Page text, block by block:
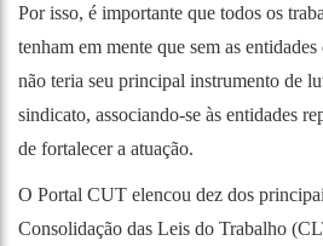
Por isso, é importante que todos os
tenham em mente que sem as
não teria seu principal instrumento de
sindicato, associando-se às entidades
de fortalecer a atuação.
O Portal CUT elencou dez dos
Consolidação das Leis do Trabalho